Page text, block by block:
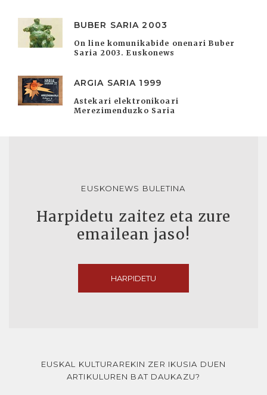
BUBER SARIA 2003
On line komunikabide onenari Buber
Saria 2003. Euskonews
ARGIA SARIA 1999
Astekari elektronikoari
Merezimenduzko Saria
EUSKONEWS BULETINA
Harpidetu zaitez eta zure
emailean jaso!
HARPIDETU
EUSKAL KULTURAREKIN ZER IKUSIA DUEN
ARTIKULUREN BAT DAUKAZU?